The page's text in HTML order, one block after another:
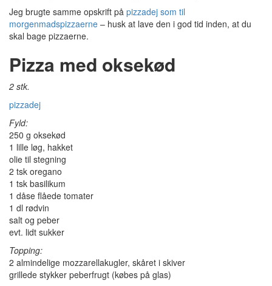
Jeg brugte samme opskrift på pizzadej som til
morgenmadspizzaerne – husk at lave den i god tid inden, at du
skal bage pizzaerne.
Pizza med oksekød
2 stk.
pizzadej
Fyld:
250 g oksekød
1 lille løg, hakket
olie til stegning
2 tsk oregano
1 tsk basilikum
1 dåse flåede tomater
1 dl rødvin
salt og peber
evt. lidt sukker
Topping:
2 almindelige mozzarellakugler, skåret i skiver
grillede stykker peberfrugt (købes på glas)